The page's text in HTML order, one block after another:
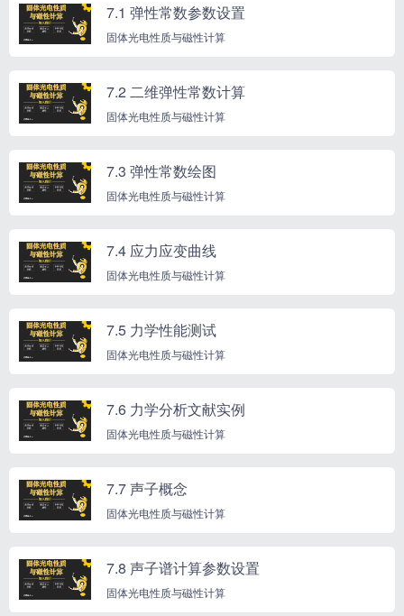
7.1 弹性常数参数设置
固体光电性质与磁性计算
7.2 二维弹性常数计算
固体光电性质与磁性计算
7.3 弹性常数绘图
固体光电性质与磁性计算
7.4 应力应变曲线
固体光电性质与磁性计算
7.5 力学性能测试
固体光电性质与磁性计算
7.6 力学分析文献实例
固体光电性质与磁性计算
7.7 声子概念
固体光电性质与磁性计算
7.8 声子谱计算参数设置
固体光电性质与磁性计算